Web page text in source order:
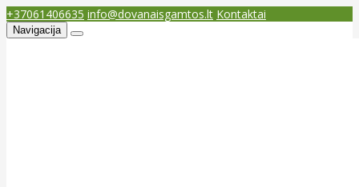
+37061406635 info@dovanaisgamtos.lt Kontaktai
Navigacija